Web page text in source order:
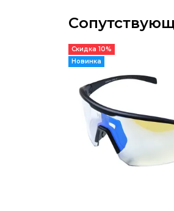
Скидка 10%
Новинка